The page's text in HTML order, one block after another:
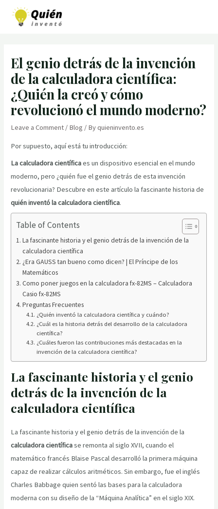
El genio detrás de la invención
de la calculadora científica:
¿Quién la creó y cómo
revolucionó el mundo moderno?
Leave a Comment / Blog / Byquieninvento.es
Por supuesto, aquí está tu introducción:
La calculadora científicaes un dispositivo esencial en el mundo
moderno, pero ¿quién fue el genio detrás de esta invención
revolucionaria? Descubre en este artículo la fascinante historia de
quién inventó la calculadora científica.
Table of Contents
La fascinante historia y el genio detrás de la invención de la
calculadora científica
¿Era GAUSS tan bueno como dicen? | El Príncipe de los
Matemáticos
Como poner juegos en la calculadora fx-82MS – Calculadora
Casio fx-82MS
Preguntas Frecuentes
¿Quién inventó la calculadora científica y cuándo?
¿Cuál es la historia detrás del desarrollo de la calculadora
científica?
¿Cuáles fueron las contribuciones más destacadas en la
invención de la calculadora científica?
La fascinante historia y el genio
detrás de la invención de la
calculadora científica
La fascinante historia y el genio detrás de la invención de la
calculadora científicase remonta al siglo XVII, cuando el
matemático francés Blaise Pascal desarrolló la primera máquina
capaz de realizar cálculos aritméticos. Sin embargo, fue el inglés
Charles Babbage quien sentó las bases para la calculadora
moderna con su diseño de la “Máquina Analítica” en el siglo XIX.